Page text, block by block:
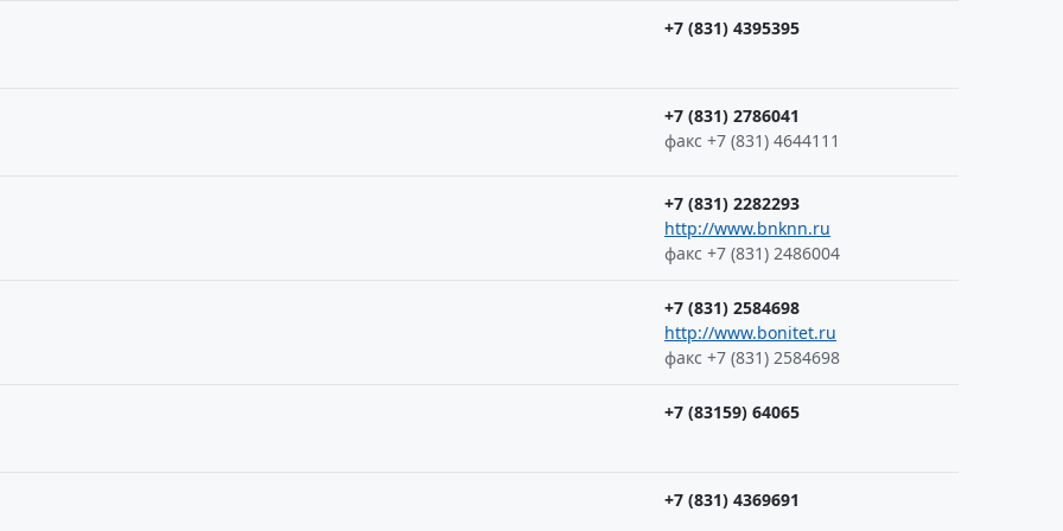
+7 (831) 4395395
+7 (831) 2786041
факс +7 (831) 4644111
+7 (831) 2282293
http://www.bnknn.ru
факс +7 (831) 2486004
+7 (831) 2584698
http://www.bonitet.ru
факс +7 (831) 2584698
+7 (83159) 64065
+7 (831) 4369691